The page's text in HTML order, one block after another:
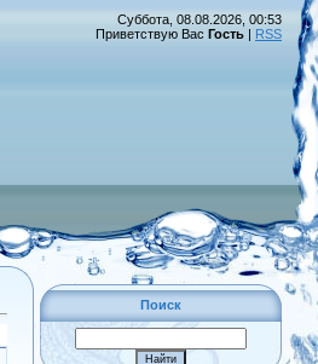
Суббота, 08.08.2026, 00:53
Приветствую Вас Гость | RSS
Поиск